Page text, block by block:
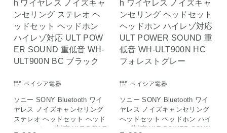
ベイシア電器
ソニー SONY Bluetooth ワイ
ヤレス ノイズキャンセリング
ステレオ ヘッドセット ヘッド
ホン ハイレゾ対応 ULT POWE
ベイシア電器
ソニー SONY Bluetooth ワイ
ヤレス ノイズキャンセリング
ヘッドセット ヘッドホン ハイ
レゾ対応 ULT POWER SOUN